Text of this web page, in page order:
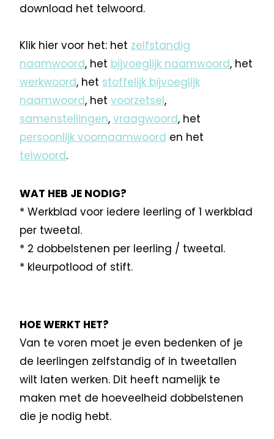
download het telwoord.
Klik hier voor het: het zelfstandig
naamwoord, het bijvoeglijk naamwoord, het
werkwoord, het stoffelijk bijvoeglijk
naamwoord, het voorzetsel,
samenstellingen, vraagwoord, het
persoonlijk voornaamwoord en het
telwoord.
WAT HEB JE NODIG?
* Werkblad voor iedere leerling of 1 werkblad
per tweetal.
* 2 dobbelstenen per leerling / tweetal.
* kleurpotlood of stift.
HOE WERKT HET?
Van te voren moet je even bedenken of je
de leerlingen zelfstandig of in tweetallen
wilt laten werken. Dit heeft namelijk te
maken met de hoeveelheid dobbelstenen
die je nodig hebt.